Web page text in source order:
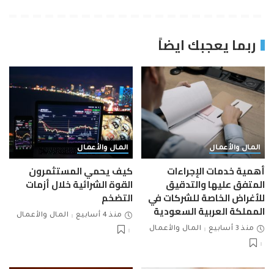
ربما يعجبك ايضاً
المال والأعمال
أهمية خدمات الإجراءات
المتفق عليها والتدقيق
للأغراض الخاصة للشركات في
المملكة العربية السعودية
منذ 3 أسابيع المال والأعمال
المال والأعمال
كيف يحمي المستثمرون
القوة الشرائية خلال أزمات
التضخم
منذ 4 أسابيع المال والأعمال